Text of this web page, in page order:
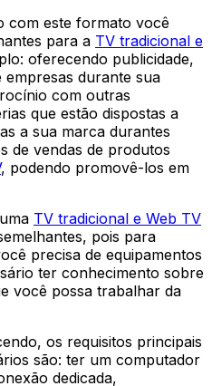
com este formato você
para a TV tradicional e
oferecendo publicidade,
durante sua
com outras
que estão dispostas a
a sua marca durantes
de vendas de produtos
, podendo promovê-los em
TV tradicional e Web TV
pois para
precisa de equipamentos
ter conhecimento sobre
você possa trabalhar da
os requisitos principais
são: ter um computador
dedicada,